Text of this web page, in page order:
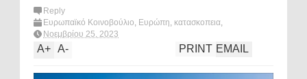
Reply
Ευρωπαϊκό Κοινοβούλιο, Ευρώπη, κατασκοπεια,
παρακολουθηση,πολιτική
What's hot?
Νοεμβρίου 25, 2023
A+ A- EMAIL
PRINT